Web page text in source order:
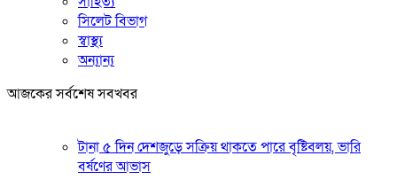
সিলেট বিভাগ
স্বাস্থ্য
অন্যান্য
আজকের সর্বশেষ সবখবর
টানা ৫ দিন দেশজুড়ে সক্রিয় থাকতে পারে বৃষ্টিবলয়, ভারি
বর্ষণের আভাস